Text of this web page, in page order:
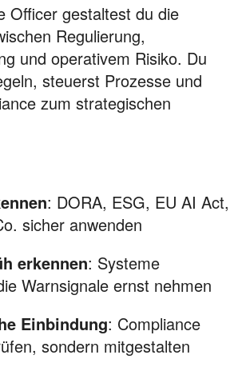
Officer gestaltest du die
Regulierung,
und operativem Risiko. Du
steuerst Prozesse und
zum strategischen
: DORA, ESG, EU AI Act,
sicher anwenden
erkennen: Systeme
Warnsignale ernst nehmen
Einbindung: Compliance
sondern mitgestalten